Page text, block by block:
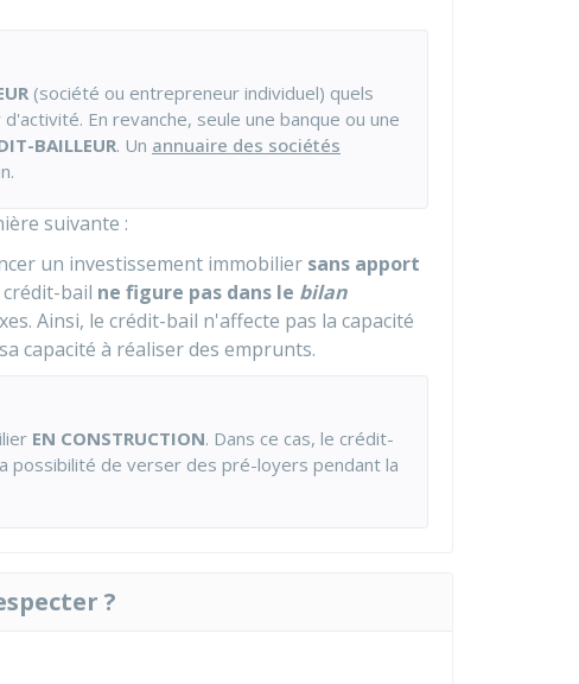
(société ou entrepreneur individuel) quels
En revanche, seule une banque ou une
BAILLEUR. Un annuaire des sociétés
suivante :
un investissement immobilier sans apport
bail ne figure pas dans le bilan
Ainsi, le crédit-bail n'affecte pas la capacité
capacité à réaliser des emprunts.
EN CONSTRUCTION. Dans ce cas, le crédit-
possibilité de verser des pré-loyers pendant la
?